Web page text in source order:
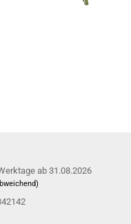
ab 31.08.2026